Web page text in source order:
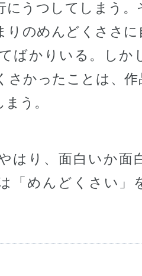
にうつしてしまう。
りのめんどくささに
ばかりいる。しか
さかったことは、作
う。
はり、面白いか面
「めんどくさい」